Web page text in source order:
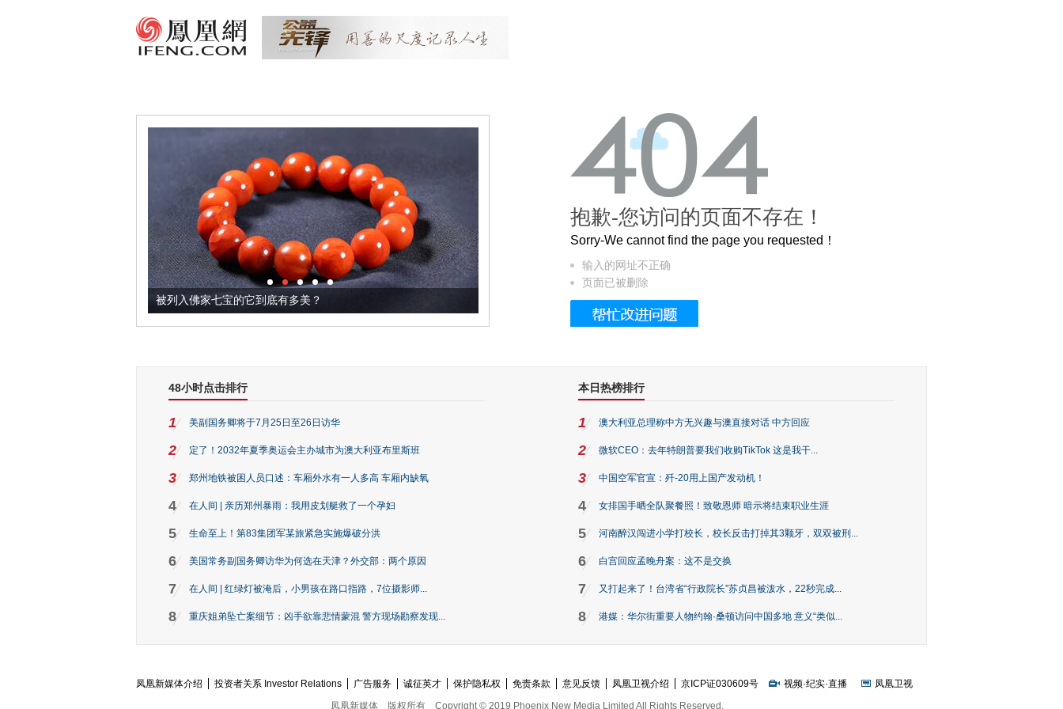
被列入佛家七宝的它到底有多美？ 这个3.2米的长卷，还原了600岁的紫禁城
抱歉-您访问的页面不存在！
Sorry-We cannot find the page you requested！
输入的网址不正确
页面已被删除
48小时点击排行
1 美副国务卿将于7月25日至26日访华
2 定了！2032年夏季奥运会主办城市为澳大利亚布里斯班
3 郑州地铁被困人员口述：车厢外水有一人多高 车厢内缺氧
4 在人间 | 亲历郑州暴雨：我用皮划艇救了一个孕妇
5 生命至上！第83集团军某旅紧急实施爆破分洪
6 美国常务副国务卿访华为何选在天津？外交部：两个原因
7 在人间 | 红绿灯被淹后，小男孩在路口指路，7位摄影师...
8 重庆姐弟坠亡案细节：凶手欲靠悲情蒙混 警方现场勘察发现...
本日热榜排行
1 澳大利亚总理称中方无兴趣与澳直接对话 中方回应
2 微软CEO：去年特朗普要我们收购TikTok 这是我干...
3 中国空军官宣：歼-20用上国产发动机！
4 女排国手晒全队聚餐照！致敬恩师 暗示将结束职业生涯
5 河南醉汉闯进小学打校长，校长反击打掉其3颗牙，双双被刑...
6 白宫回应孟晚舟案：这不是交换
7 又打起来了！台湾省“行政院长”苏贞昌被泼水，22秒完成...
8 港媒：华尔街重要人物约翰·桑顿访问中国多地 意义“类似...
凤凰新媒体介绍 投资者关系 Investor Relations 广告服务 诚征英才 保护隐私权 免责条款 意见反馈 凤凰卫视介绍 京ICP证030609号 视频·纪实·直播
凤凰卫视
凤凰新媒体
版权所有 Copyright © 2019 Phoenix New Media Limited All Rights Reserved.